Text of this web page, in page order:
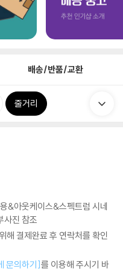
배송/반품/교환
줄거리
&아웃케이스&스펙트럼 시네
진 참조
해 결제완료 후 연락처를 확인
문의하기]를 이용해 주시기 바